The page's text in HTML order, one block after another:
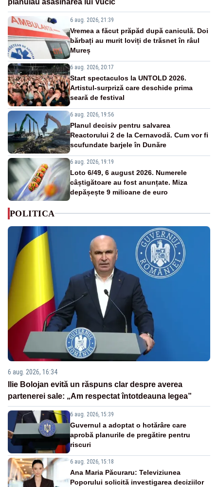
6 aug. 2026, 21:39
Vremea a făcut prăpăd după caniculă. Doi
bărbați au murit loviți de trăsnet în râul
Mureș
6 aug. 2026, 20:17
Start spectaculos la UNTOLD 2026.
Artistul-surpriză care deschide prima
seară de festival
6 aug. 2026, 19:56
Planul decisiv pentru salvarea
Reactorului 2 de la Cernavodă. Cum vor fi
scufundate barjele în Dunăre
6 aug. 2026, 19:19
Loto 6/49, 6 august 2026. Numerele
câștigătoare au fost anunțate. Miza
depășește 9 milioane de euro
POLITICA
6 aug. 2026, 16:34
Ilie Bolojan evită un răspuns clar despre averea
partenerei sale: „Am respectat întotdeauna legea”
6 aug. 2026, 15:39
Guvernul a adoptat o hotărâre care
aprobă planurile de pregătire pentru
riscuri
6 aug. 2026, 15:18
Ana Maria Păcuraru: Televiziunea
Poporului solicită investigarea deciziilor